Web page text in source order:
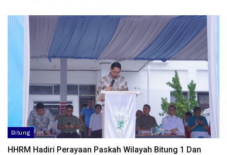
Bitung
HHRM Hadiri Perayaan Paskah Wilayah Bitung 1 Dan